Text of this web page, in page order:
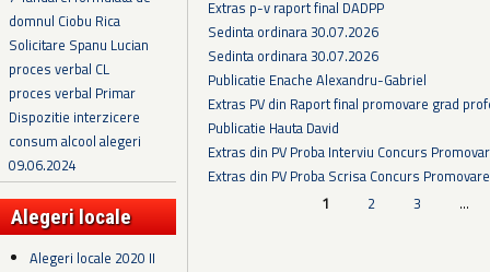
domnul Ciobu Rica
Solicitare Spanu Lucian
proces verbal CL
proces verbal Primar
Dispozitie interzicere
consum alcool alegeri
09.06.2024
Alegeri locale
Alegeri locale 2020 II
Extras p-v raport final DADPP
Sedinta ordinara 30.07.2026
Sedinta ordinara 30.07.2026
Publicatie Enache Alexandru-Gabriel
Extras PV din Raport final promovare grad
Publicatie Hauta David
Extras din PV Proba Interviu Concurs
Extras din PV Proba Scrisa Concurs
1 2 3 …